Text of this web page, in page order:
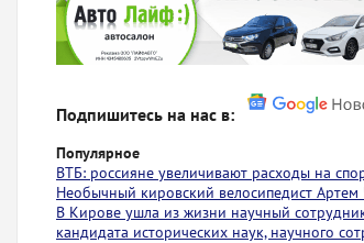
Подпишитесь на нас в:
Популярное
ВТБ: россияне увеличивают расходы на
Необычный кировский велосипедист Артем
В Кирове ушла из жизни научный
кандидата исторических наук, научного